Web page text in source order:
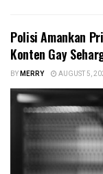
Polisi Amankan
Konten Gay
BYMERRY AUGUST 5,